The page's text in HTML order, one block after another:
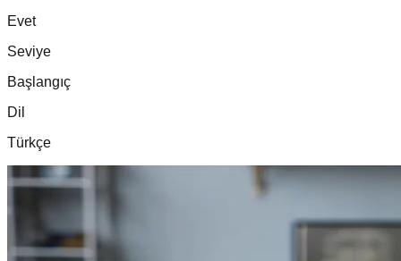
Evet
Seviye
Başlangıç
Dil
Türkçe